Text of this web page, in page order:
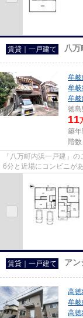
賃貸｜一戸建て 八
牟岐
牟岐
牟岐
徳
11
築年
階
「八万町内浜一戸建」
6分と近場にコンビニが
賃貸｜一戸建て ア
高徳
牟岐
高徳